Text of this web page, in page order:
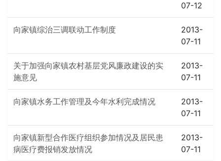
07-12
向家镇综治三调联动工作制度
2013-
07-11
关于加强向家镇农村基层党风廉政建设的实
施意见
2013-
07-11
向家镇水务工作管理及今年水利完成情况
2013-
07-11
向家镇新型合作医疗组织参加情况及居民患
病医疗费报销发放情况
2013-
07-11